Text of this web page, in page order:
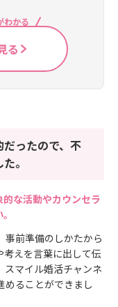
わかる
る
ったので、不
。
な活動やカウンセラ
事前準備のしかたから
えを言葉に出して伝
スマイル婚活チャンネ
めることができまし